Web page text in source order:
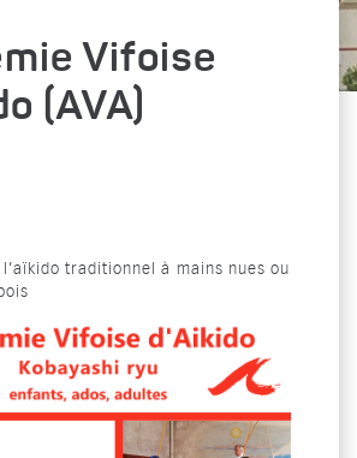
Vifoise
(AVA)
traditionnel à mains nues ou